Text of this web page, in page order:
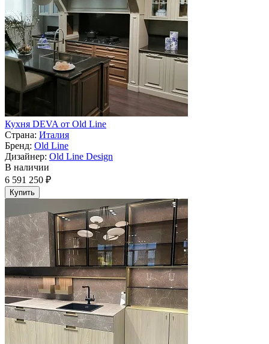
Кухня DEVA от Old Line
Страна: Италия
Бренд: Old Line
Дизайнер: Old Line Design
В наличии
6 591 250 ₽
Купить